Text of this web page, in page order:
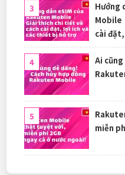
Hướng
Mobile
cài
Ai
miễn